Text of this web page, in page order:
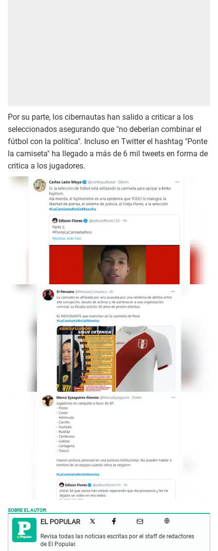
Por su parte, los cibernautas han salido a criticar a los
seleccionados asegurando que "no deberían combinar el
fútbol con la política". Incluso en Twitter el hashtag "Ponte
la camiseta" ha llegado a más de 6 mil tweets en forma de
critica a los jugadores.
SOBRE EL AUTOR:
EL POPULAR
Revisa todas las noticias escritas por el staff de redactores
de El Popular.